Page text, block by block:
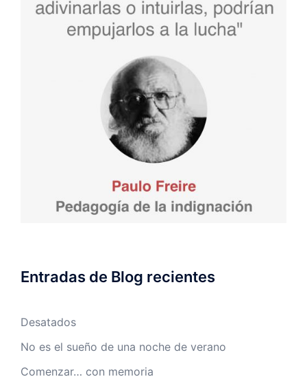
Entradas de Blog recientes
Desatados
No es el sueño de una noche de verano
Comenzar… con memoria